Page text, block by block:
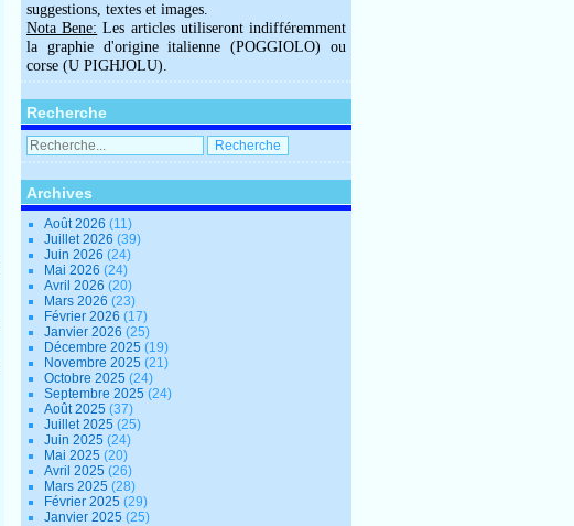
suggestions, textes et images.
Nota Bene: Les articles utiliseront indifféremment
la graphie d'origine italienne (POGGIOLO) ou
corse (U PIGHJOLU).
Recherche
Archives
Août 2026 (11)
Juillet 2026 (39)
Juin 2026 (24)
Mai 2026 (24)
Avril 2026 (20)
Mars 2026 (23)
Février 2026 (17)
Janvier 2026 (25)
Décembre 2025 (19)
Novembre 2025 (21)
Octobre 2025 (24)
Septembre 2025 (24)
Août 2025 (37)
Juillet 2025 (25)
Juin 2025 (24)
Mai 2025 (20)
Avril 2025 (26)
Mars 2025 (28)
Février 2025 (29)
Janvier 2025 (25)